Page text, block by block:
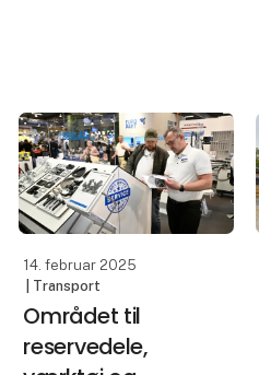
har Peter haft en alsidig
rolle, der spænder fra
kranbetjening til
administrativ ledelse.
Han sætter pris på den
tilbyder, hvor inge
13. februar 2025